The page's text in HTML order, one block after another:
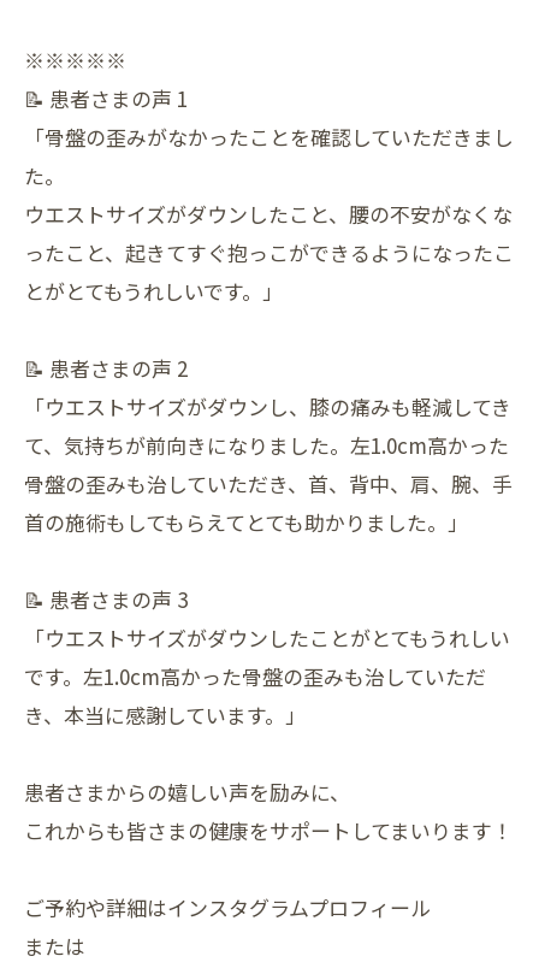
※※※※※
📝 患者さまの声 1
「骨盤の歪みがなかったことを確認していただきまし
た。
ウエストサイズがダウンしたこと、腰の不安がなくな
ったこと、起きてすぐ抱っこができるようになったこ
とがとてもうれしいです。」
📝 患者さまの声 2
「ウエストサイズがダウンし、膝の痛みも軽減してき
て、気持ちが前向きになりました。左1.0cm高かった
骨盤の歪みも治していただき、首、背中、肩、腕、手
首の施術もしてもらえてとても助かりました。」
📝 患者さまの声 3
「ウエストサイズがダウンしたことがとてもうれしい
です。左1.0cm高かった骨盤の歪みも治していただ
き、本当に感謝しています。」
患者さまからの嬉しい声を励みに、
これからも皆さまの健康をサポートしてまいります！
ご予約や詳細はインスタグラムプロフィール
または